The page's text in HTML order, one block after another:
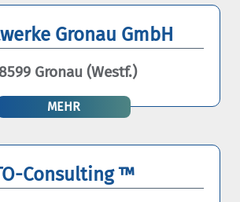
Gronau GmbH
Gronau (Westf.)
MEHR
Consulting ™